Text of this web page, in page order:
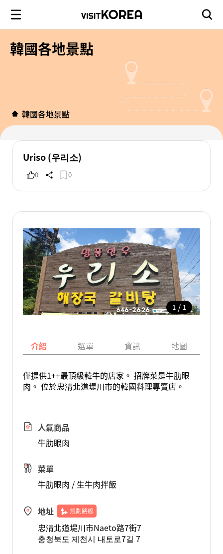
韓國各地景點
韓國各地景點
Uriso (우리소)
0 0
1 / 1
介紹 選單 資訊 地圖
僅提供1++最頂級韓牛的店家。 招牌菜是牛肋眼
肉。 位於忠淸北道堤川市的韓國料理專賣店。
人氣商品
牛肋眼肉
菜單
牛肋眼肉 / 生牛肉拌飯
地址 規劃路線
忠淸北道堤川市Naeto路7街7
충청북도 제천시 내토로7길 7